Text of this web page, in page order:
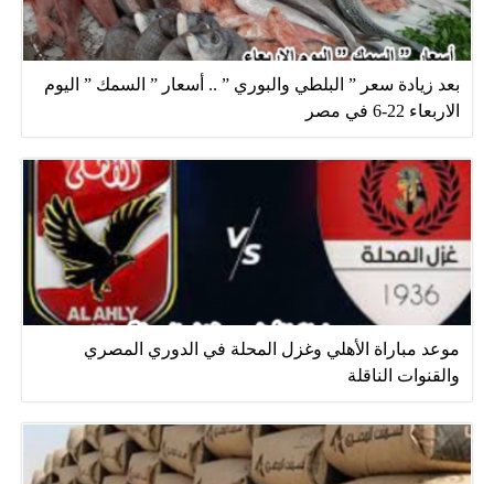
بعد زيادة سعر ” البلطي والبوري ” .. أسعار ” السمك ” اليوم
الاربعاء 22-6 في مصر
موعد مباراة الأهلي وغزل المحلة في الدوري المصري
والقنوات الناقلة